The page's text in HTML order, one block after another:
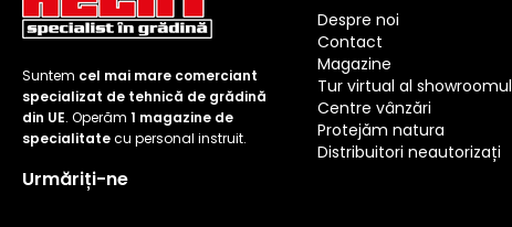
Suntem cel mai mare comerciant
specializat de tehnică de grădină
din UE. Operăm 1 magazine de
specialitatecu personal instruit.
Urmăriți-ne
Despre noi
Contact
Magazine
Tur virtual al
Centre vânzări
Protejăm natura
Distribuitori neautorizați